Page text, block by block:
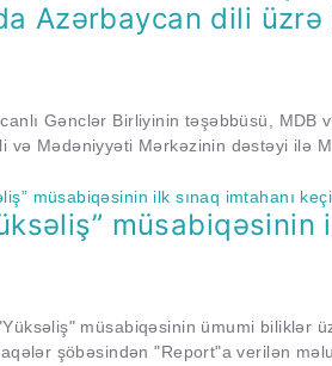
Azərbaycan dili
Gənclər Birliyinin təşəbbüsü, MDB
və Mədəniyyəti Mərkəzinin dəstəyi ilə
müsabiqəsinin
müsabiqəsinin ümumi biliklər
şöbəsindən "Report"a verilən